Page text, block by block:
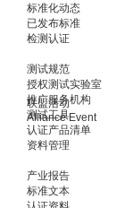
联盟活动
Alliance Event
标准化动态
已发布标准
检测认证
测试规范
授权测试实验室
推广服务机构
测试工具
认证产品清单
资料管理
产业报告
标准文本